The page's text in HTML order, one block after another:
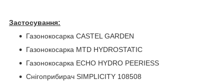
Застосування:
Газонокосарка CASTEL GARDEN
Газонокосарка MTD HYDROSTATIC
Газонокосарка ECHO HYDRO PEERIESS
Снігоприбирач SIMPLICITY 108508